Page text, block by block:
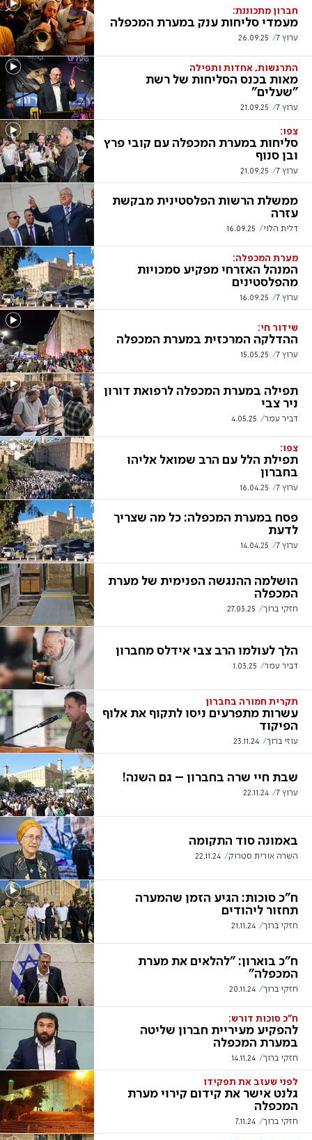
חברון מתכוננת:
מעמדי סליחות ענק במערת המכפלה
ערוץ 7 26.09.25
התרגשות, אחדות ותפילה
מאות בכנס הסליחות של רשת
"שעלים"
ערוץ 7 21.09.25
צפו:
סליחות במערת המכפלה עם קובי פרץ
ובן סנוף
ערוץ 7 21.09.25
ממשלת הרשות הפלסטינית מבקשת
עזרה
דלית הלוי 16.09.25
מערת המכפלה:
המנהל האזרחי מפקיע סמכויות
מהפלסטינים
ערוץ 7 16.09.25
שידור חי:
ההדלקה המרכזית במערת המכפלה
ערוץ 7 15.05.25
תפילה במערת המכפלה לרפואת דורון
ניר צבי
דביר עמר 4.05.25
צפו:
תפילת הלל עם הרב שמואל אליהו
בחברון
ערוץ 7 16.04.25
פסח במערת המכפלה: כל מה שצריך
לדעת
ערוץ 7 14.04.25
הושלמה ההנגשה הפנימית של מערת
המכפלה
חזקי ברוך 27.03.25
הלך לעולמו הרב צבי אידלס מחברון
דביר עמר 1.03.25
תקרית חמורה בחברון
עשרות מתפרעים ניסו לתקוף את אלוף
הפיקוד
עוזי ברוך 23.11.24
שבת חיי שרה בחברון – גם השנה!
ערוץ 7 22.11.24
באמונה סוד התקומה
השרה אורית סטרוק 22.11.24
ח"כ סוכות: הגיע הזמן שהמערה
תחזור ליהודים
חזקי ברוך 21.11.24
ח"כ בוארון: "להלאים את מערת
המכפלה"
חזקי ברוך 20.11.24
ח"כ סוכות דורש:
להפקיע מעיריית חברון שליטה
במערת המכפלה
חזקי ברוך 14.11.24
לפני שעזב את תפקידו
גלנט אישר את קידום קירוי מערת
המכפלה
חזקי ברוך 7.11.24